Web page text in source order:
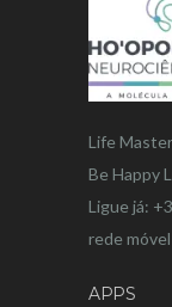
Life
Be Happy
Ligue já:
rede
APPS